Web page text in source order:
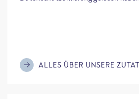
ALLES ÜBER UNSERE